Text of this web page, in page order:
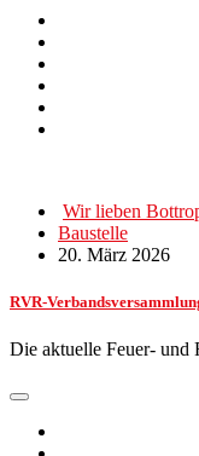
Wir lieben
Baustelle
20. März 2026
RVR-
Die aktuelle Feuer- und